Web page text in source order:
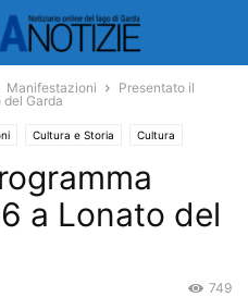
Manifestazioni
Presentato il
del Garda
Cultura e Storia Cultura
a Lonato del
749